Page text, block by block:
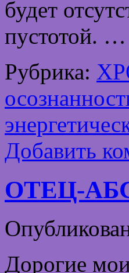
будет
пустотой. …
Рубрика:
Добавить
ОТЕЦ-
Дорогие